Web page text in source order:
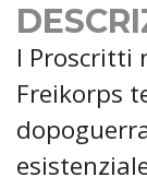
I Proscritti
Freikorps